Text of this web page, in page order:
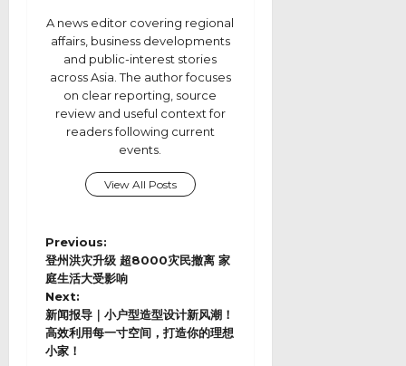
A news editor covering regional
affairs, business developments
and public-interest stories
across Asia. The author focuses
on clear reporting, source
review and useful context for
readers following current
events.
View All Posts
P
o
s
t
n
a
v
Previous:
登州洪灾升级 超8000灾民撤离 家
庭生活大受影响
Next:
新闻报导｜小户型造型设计新风潮！
高效利用每一寸空间，打造你的理想
小家！